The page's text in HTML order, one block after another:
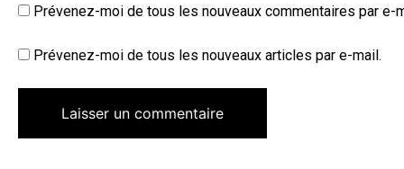
Prévenez-moi de tous les nouveaux commentaires par e-
Prévenez-moi de tous les nouveaux articles par e-mail.